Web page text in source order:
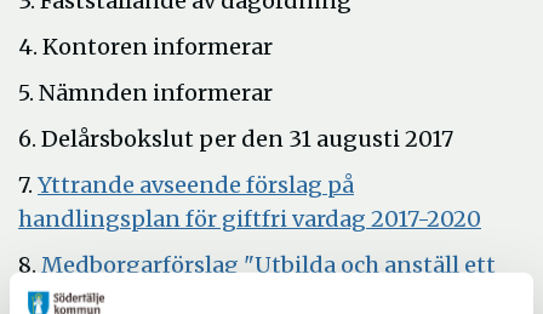
4. Kontoren informerar
5. Nämnden informerar
6. Delårsbokslut per den 31 augusti 2017
7. Yttrande avseende förslag på
handlingsplan för giftfri vardag 2017-2020
i
8. Medborgarförslag "Utbilda och anställ ett
antal arbetslösa människor för att bemanna